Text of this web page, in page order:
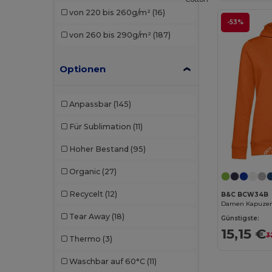
Neoblu (2)
von 220 bis 260g/m² (16)
von 260 bis 290g/m² (187)
Optionen
Anpassbar (145)
Für Sublimation (11)
Hoher Bestand (95)
Organic (27)
Recycelt (12)
Tear Away (18)
Thermo (3)
Waschbar auf 60°C (11)
-53%
B&C BCW34B
Günstigste:
15,15 €